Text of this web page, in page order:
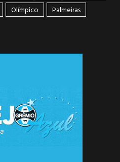
Olímpico
Palmeiras